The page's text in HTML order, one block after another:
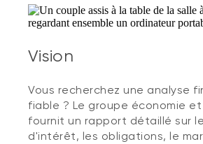
Vision
Vous recherchez une analyse
fiable ? Le groupe économie
fournit un rapport détaillé sur
d'intérêt, les obligations, le